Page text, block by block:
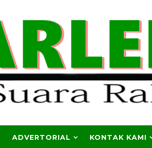
ADVERTORIAL KONTAK KAMI